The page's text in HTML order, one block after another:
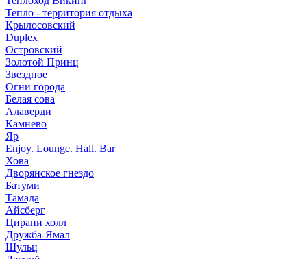
Тепло - территория отдыха
Крылосовский
Duplex
Островский
Золотой Принц
Звездное
Огни города
Белая сова
Алаверди
Камнево
Яр
Enjoy. Lounge. Hall. Bar
Хова
Дворянское гнездо
Батуми
Тамада
Айсберг
Цирани холл
Дружба-Ямал
Шульц